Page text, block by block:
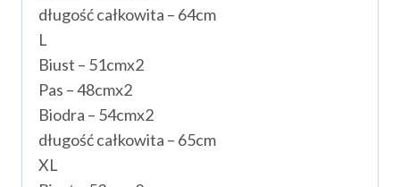
długość całkowita – 64cm
L
Biust – 51cmx2
Pas – 48cmx2
Biodra – 54cmx2
długość całkowita – 65cm
XL